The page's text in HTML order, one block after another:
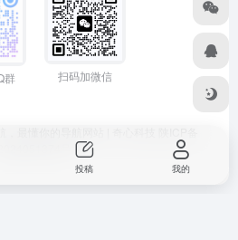
群 扫码加微信
投稿 我的